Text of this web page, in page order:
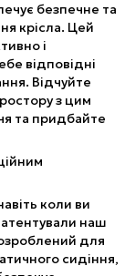
безпечне та
крісла. Цей
і
відповідні
Відчуйте
з цим
та придбайте
коли ви
наш
для
сидіння,